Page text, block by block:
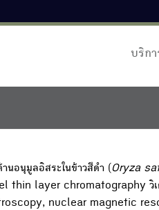
บริกา
นอนุมูลอิสระในข้าวสีดำ (Oryza
thin layer chromatography วิ
nuclear magnetic